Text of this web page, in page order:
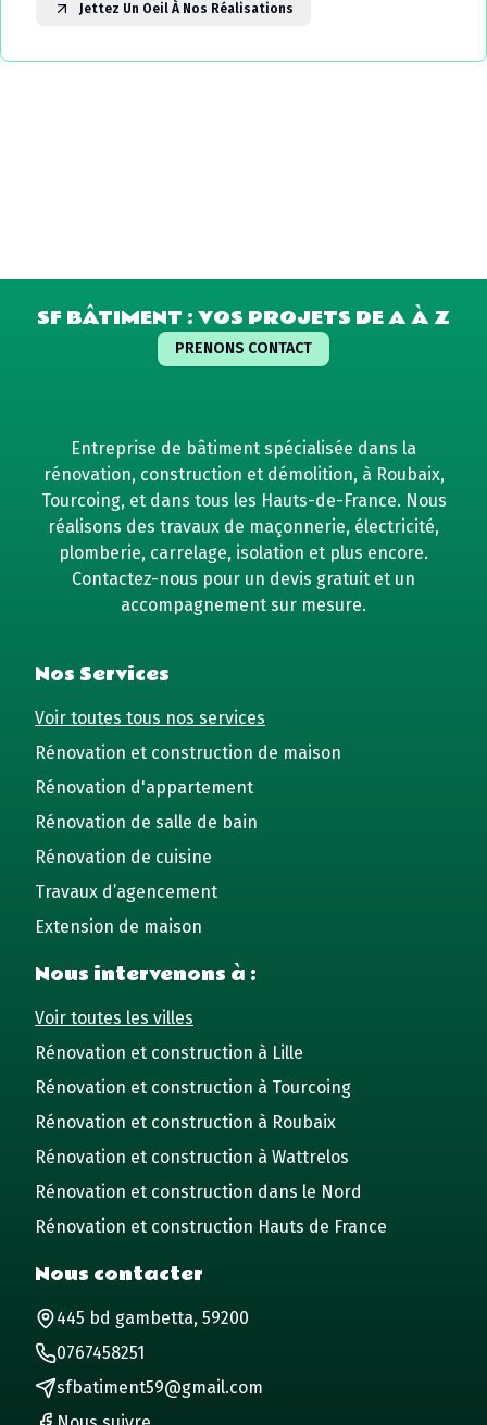
Jettez Un Oeil À Nos Réalisations
SF BÂTIMENT : VOS PROJETS DE A À Z
PRENONS CONTACT
Entreprise de bâtiment spécialisée dans la
rénovation, construction et démolition, à Roubaix,
Tourcoing, et dans tous les Hauts-de-France. Nous
réalisons des travaux de maçonnerie, électricité,
plomberie, carrelage, isolation et plus encore.
Contactez-nous pour un devis gratuit et un
accompagnement sur mesure.
Nos Services
Voir toutes tous nos services
Rénovation et construction de maison
Rénovation d'appartement
Rénovation de salle de bain
Rénovation de cuisine
Travaux d’agencement
Extension de maison
Nous intervenons à :
Voir toutes les villes
Rénovation et construction à Lille
Rénovation et construction à Tourcoing
Rénovation et construction à Roubaix
Rénovation et construction à Wattrelos
Rénovation et construction dans le Nord
Rénovation et construction Hauts de France
Nous contacter
445 bd gambetta, 59200
0767458251
sfbatiment59@gmail.com